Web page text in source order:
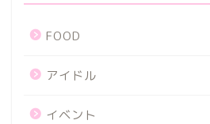
FOOD
アイドル
イベント